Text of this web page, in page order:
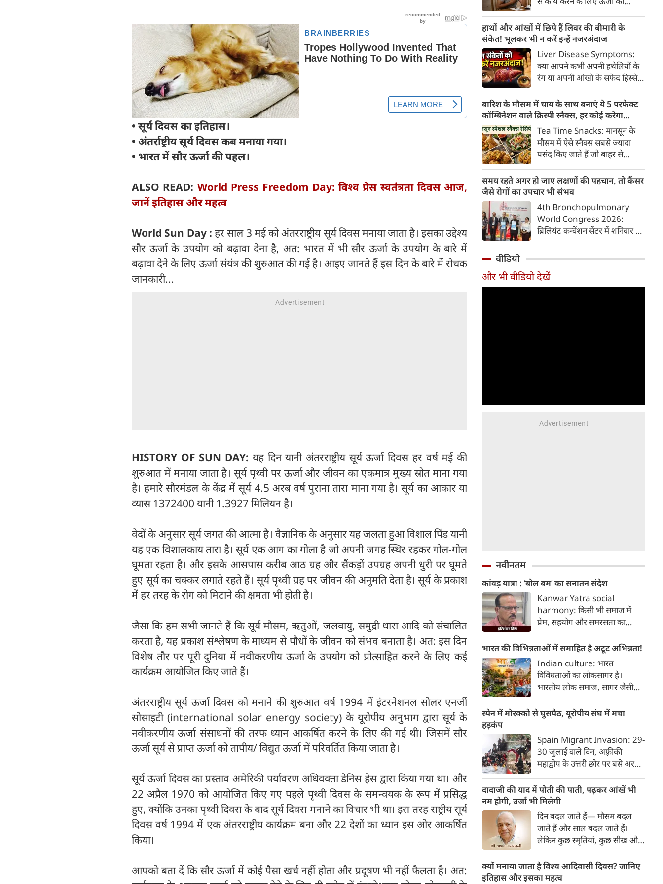
• सूर्य दिवस का इतिहास।
• अंतर्राष्ट्रीय सूर्य दिवस कब मनाया गया।
• भारत में सौर ऊर्जा की पहल।
ALSO READ: World Press Freedom Day: विश्व प्रेस स्वतंत्रता दिवस आज,
जानें इतिहास और महत्व
World Sun Day : हर साल 3 मई को अंतरराष्ट्रीय सूर्य दिवस मनाया जाता है। इसका उद्देश्य
सौर ऊर्जा के उपयोग को बढ़ावा देना है, अत: भारत में भी सौर ऊर्जा के उपयोग के बारे में
बढ़ावा देने के लिए ऊर्जा संयंत्र की शुरुआत की गई है। आइए जानते हैं इस दिन के बारे में रोचक
जानकारी...
HISTORY OF SUN DAY: यह दिन यानी अंतरराष्ट्रीय सूर्य ऊर्जा दिवस हर वर्ष मई की
शुरुआत में मनाया जाता है। सूर्य पृथ्वी पर ऊर्जा और जीवन का एकमात्र मुख्य स्रोत माना गया
है। हमारे सौरमंडल के केंद्र में सूर्य 4.5 अरब वर्ष पुराना तारा माना गया है। सूर्य का आकार या
व्यास 1372400 यानी 1.3927 मिलियन है।
वेदों के अनुसार सूर्य जगत की आत्मा है। वैज्ञानिक के अनुसार यह जलता हुआ विशाल पिंड यानी
यह एक विशालकाय तारा है। सूर्य एक आग का गोला है जो अपनी जगह स्थिर रहकर गोल-गोल
घूमता रहता है। और इसके आसपास करीब आठ ग्रह और सैंकड़ों उपग्रह अपनी धुरी पर घूमते
हुए सूर्य का चक्कर लगाते रहते हैं। सूर्य पृथ्वी ग्रह पर जीवन की अनुमति देता है। सूर्य के प्रकाश
में हर तरह के रोग को मिटाने की क्षमता भी होती है।
जैसा कि हम सभी जानते हैं कि सूर्य मौसम, ऋतुओं, जलवायु, समुद्री धारा आदि को संचालित
करता है, यह प्रकाश संश्लेषण के माध्यम से पौधों के जीवन को संभव बनाता है। अत: इस दिन
विशेष तौर पर पूरी दुनिया में नवीकरणीय ऊर्जा के उपयोग को प्रोत्साहित करने के लिए कई
कार्यक्रम आयोजित किए जाते हैं।
अंतरराष्ट्रीय सूर्य ऊर्जा दिवस को मनाने की शुरुआत वर्ष 1994 में इंटरनेशनल सोलर एनर्जी
सोसाइटी (international solar energy society) के यूरोपीय अनुभाग द्वारा सूर्य के
नवीकरणीय ऊर्जा संसाधनों की तरफ ध्यान आकर्षित करने के लिए की गई थी। जिसमें सौर
ऊर्जा सूर्य से प्राप्त ऊर्जा को तापीय/ विद्युत ऊर्जा में परिवर्तित किया जाता है।
सूर्य ऊर्जा दिवस का प्रस्ताव अमेरिकी पर्यावरण अधिवक्ता डेनिस हेस द्वारा किया गया था। और
22 अप्रैल 1970 को आयोजित किए गए पहले पृथ्वी दिवस के समन्वयक के रूप में प्रसिद्ध
हुए, क्योंकि उनका पृथ्वी दिवस के बाद सूर्य दिवस मनाने का विचार भी था। इस तरह राष्ट्रीय सूर्य
दिवस वर्ष 1994 में एक अंतरराष्ट्रीय कार्यक्रम बना और 22 देशों का ध्यान इस ओर आकर्षित
किया।
आपको बता दें कि सौर ऊर्जा में कोई पैसा खर्च नहीं होता और प्रदूषण भी नहीं फैलता है। अत:
क्या है, हिस्टामिन की क्या भूमिका
होती है और खुजली से राहत पाने के
प्रभावी घरेलू व चिकित्सीय उपाय।
का प्रमुख स्रोत ग्लूकोज यानी ब्लड
शुगर है। जब शरीर में ब्लड शुगर का
स्तर सामान्य से कम हो जाता है, तो
इस स्थिति को हाइपोग्लाइसीमिया
(Hypoglycemia) कहा जाता है।
ब्लड शुगर कम होने पर शरीर तुरंत
संकेत देना शुरू कर देता है।
हाथों और आंखों में छिपे हैं लिवर की बीमारी के
संकेत! भूलकर भी न करें इन्हें नजरअंदाज
Liver Disease Symptoms:
क्या आपने कभी अपनी हथेलियों के
रंग या अपनी आंखों के सफेद हिस्से
अक्सर हम हलकी लालिमा या आंखों
के पीलेपन को थकान समझकर टाल
देते हैं। लेकिन शरीर के ये छोटे-छोटे
बदलाव असल में एक बहुत बड़ी
चेतावनी हो सकते हैं।
बारिश के मौसम में चाय के साथ बनाएं ये 5 परफेक्ट
कॉम्बिनेशन वाले क्रिस्पी स्नैक्स, हर कोई करेगा
तारीफ
Tea Time Snacks: मानसून के
मौसम में ऐसे स्नैक्स सबसे ज्यादा
पसंद किए जाते हैं जो बाहर से
लाजवाब हों। यहां आपके लिये प्रस्तुत
हैं पकौड़ों से लेकर कॉर्न फ्रिटर्स तक
के कई मसालेदार स्नैक्स की ऐसी
रेसिपीज, जिन्हें आप घर पर कम
समय में आसानी से तैयार कर सकते
हैं।
समय रहते अगर हो जाए लक्षणों की पहचान, तो कैंसर
जैसे रोगों का उपचार भी संभव
4th Bronchopulmonary
World Congress 2026:
ब्रिलियंट कन्वेंशन सेंटर में शनिवार से
विदेश से आए पल्मोनोलॉजिस्ट,
क्रिटिकल केयर विशेषज्ञ, थोरासिक
वीडियो
और भी वीडियो देखें
नवीनतम
कांवड़ यात्रा : ‘बोल बम’ का सनातन संदेश
Kanwar Yatra social
harmony: किसी भी समाज में
प्रेम, सहयोग और समरसता का
जब व्यक्ति अपने अहंकार का त्याग
कर भक्ति का पथ अपनाता है। कांवड़
यात्रा इसी सत्य का सजीव प्रतीक है।
मनुष्य को मनुष्य से जोड़ने वाली
सांस्कृतिक चेतना की यह एक विराट
यात्रा है जिसमें जाति, वर्ग, भाषा,
क्षेत्र, आर्थिक स्थिति और सामाजिक
भारत की विभिन्नताओं में समाहित है अटूट अभिन्नता!
Indian culture: भारत
विविधताओं का लोकसागर है।
भारतीय लोक समाज, सागर जैसी
में समायी अंतहीन विविधताओं का
जीता-जागता संग्रहालय हैं। हमारा
देश भारत, लोकजीवन की अंतहीन
विविधताओं का गहरा जमावड़ा है।
स्पेन में मोरक्को से घुसपैठ, यूरोपीय संघ में मचा
हड़कंप
Spain Migrant Invasion: 29-
30 जुलाई वाले दिन, अफ़्रीकी
महाद्वीप के उत्तरी छोर पर बसे अरबी
'जेन-जी' किस्म के हज़ारों युवाओं ने
एक ऐसा दृश्य रच दिया, जिससे
यूरोपीय संघ के देशों में तहलका मच
गया। वे गिरते-पड़ते-दौड़ते हुए
मोरक्को से ही सटे—पर स्पेनी
स्वामित्व वाले एक छोटे से अलग
भूखंड पर बसे— 'सेउता' (Ceuta)
नाम के शहर में ऐसे पहुँचे, मानो
दादाजी की याद में पोती की पाती, पढ़कर आंखें भी
नम होगी, उर्जा भी मिलेगी
दिन बदल जाते हैं— मौसम बदल
जाते हैं और साल बदल जाते हैं।
लेकिन कुछ स्‍मृतियां, कुछ सीख और
अहमियत कभी नहीं बदलती। ऐसे
रिश्‍ते जो अपनी अगली पीढ़ी को तब
क्यों मनाया जाता है विश्व आदिवासी दिवस? जानिए
इतिहास और इसका महत्व